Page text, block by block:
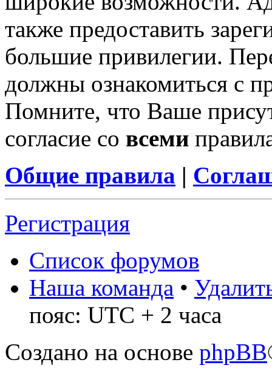
также предоставить
большие привилегии.
должны ознакомиться с
Помните, что Ваше
согласие со всеми
Общие правила |
Регистрация
Список форумов
Наша команда •
пояс: UTC + 2 часа
Создано на основе phpBB